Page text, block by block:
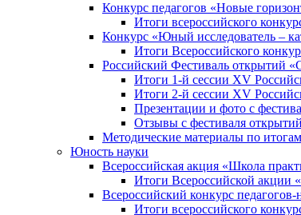
Конкурс педагогов «Новые
Итоги всероссийского
Конкурс «Юный исследователь –
Итоги Всероссийского
Российский Фестиваль открытий
Итоги 1-й сессии XV
Итоги 2-й сессии XV
Презентации и фото с
Отзывы с фестиваля
Методические материалы по
Юность науки
Всероссийская акция «Школа
Итоги Всероссийской акции
Всероссийский конкурс
Итоги всероссийского